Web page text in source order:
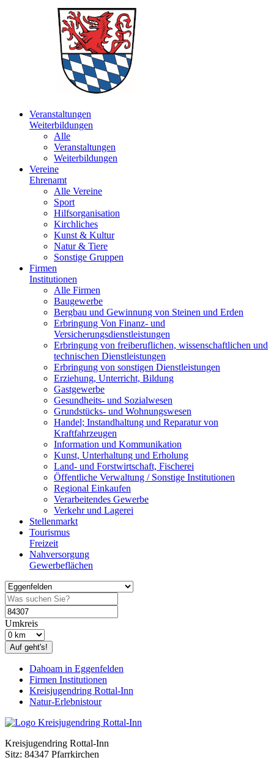
Veranstaltungen
Weiterbildungen
Alle
Veranstaltungen
Weiterbildungen
Vereine
Ehrenamt
Alle Vereine
Sport
Hilfsorganisation
Kirchliches
Kunst & Kultur
Natur & Tiere
Sonstige Gruppen
Firmen
Institutionen
Alle Firmen
Baugewerbe
Bergbau und Gewinnung von Steinen und Erden
Erbringung Von Finanz- und
Versicherungsdienstleistungen
Erbringung von freiberuflichen, wissenschaftlichen und
technischen Dienstleistungen
Erbringung von sonstigen Dienstleistungen
Erziehung, Unterricht, Bildung
Gastgewerbe
Gesundheits- und Sozialwesen
Grundstücks- und Wohnungswesen
Handel; Instandhaltung und Reparatur von
Kraftfahrzeugen
Information und Kommunikation
Kunst, Unterhaltung und Erholung
Land- und Forstwirtschaft, Fischerei
Öffentliche Verwaltung / Sonstige Institutionen
Regional Einkaufen
Verarbeitendes Gewerbe
Verkehr und Lagerei
Stellenmarkt
Tourismus
Freizeit
Nahversorgung
Gewerbeflächen
Umkreis
Auf geht's!
Dahoam in Eggenfelden
Firmen Institutionen
Kreisjugendring Rottal-Inn
Natur-Erlebnistour
Kreisjugendring Rottal-Inn
Sitz: 84347 Pfarrkirchen